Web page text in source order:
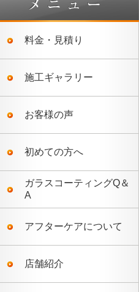
料金・見積り
施工ギャラリー
お客様の声
初めての方へ
ガラスコーティングQ＆
A
アフターケアについて
店舗紹介